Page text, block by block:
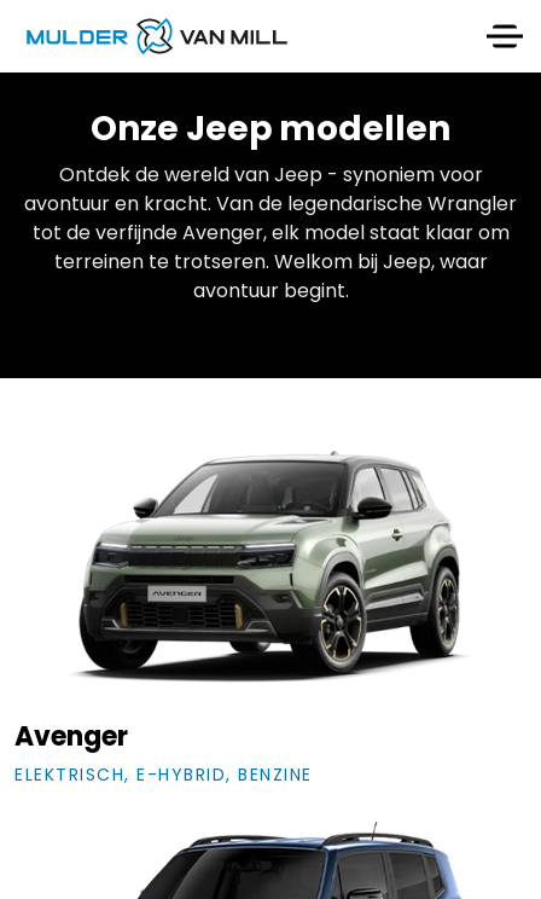
Onze Jeep modellen
Ontdek de wereld van Jeep - synoniem voor
avontuur en kracht. Van de legendarische Wrangler
tot de verfijnde Avenger, elk model staat klaar om
terreinen te trotseren. Welkom bij Jeep, waar
avontuur begint.
Avenger
ELEKTRISCH, E-HYBRID, BENZINE